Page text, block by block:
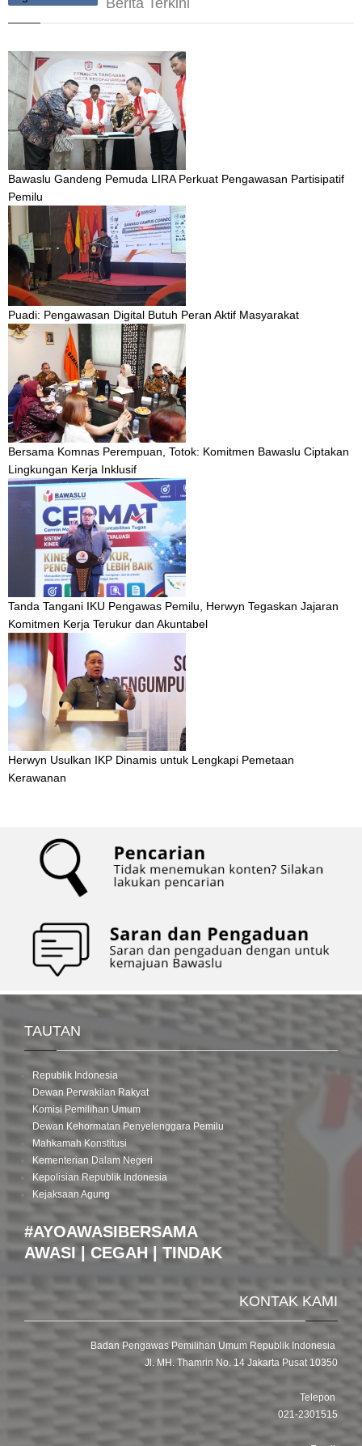
Berita Terkini
Bawaslu Gandeng Pemuda LIRA Perkuat Pengawasan Partisipatif
Pemilu
Puadi: Pengawasan Digital Butuh Peran Aktif Masyarakat
Bersama Komnas Perempuan, Totok: Komitmen Bawaslu Ciptakan
Lingkungan Kerja Inklusif
Tanda Tangani IKU Pengawas Pemilu, Herwyn Tegaskan Jajaran
Komitmen Kerja Terukur dan Akuntabel
Herwyn Usulkan IKP Dinamis untuk Lengkapi Pemetaan
Kerawanan
TAUTAN
Republik Indonesia
Dewan Perwakilan Rakyat
Komisi Pemilihan Umum
Dewan Kehormatan Penyelenggara Pemilu
Mahkamah Konstitusi
Kementerian Dalam Negeri
Kepolisian Republik Indonesia
Kejaksaan Agung
#AYOAWASIBERSAMA
AWASI | CEGAH | TINDAK
KONTAK KAMI
Badan Pengawas Pemilihan Umum Republik Indonesia
Jl. MH. Thamrin No. 14 Jakarta Pusat 10350
Telepon
021-2301515